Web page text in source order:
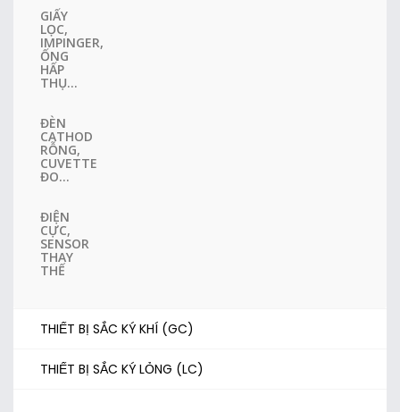
GIẤY
LỌC,
IMPINGER,
ỐNG
HẤP
THỤ...
ĐÈN
CATHOD
RỖNG,
CUVETTE
ĐO...
ĐIỆN
CỰC,
SENSOR
THAY
THẾ
THIẾT BỊ SẮC KÝ KHÍ (GC)
THIẾT BỊ SẮC KÝ LỎNG (LC)